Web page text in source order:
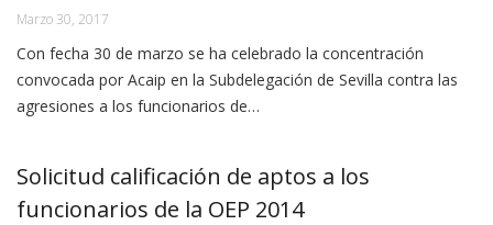
Marzo 30, 2017
Con fecha 30 de marzo se ha celebrado la concentración
convocada por Acaip en la Subdelegación de Sevilla contra las
agresiones a los funcionarios de…
Solicitud calificación de aptos a los
funcionarios de la OEP 2014